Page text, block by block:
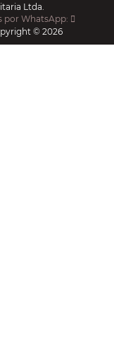
Ltda.
por WhatsApp:
© 2026